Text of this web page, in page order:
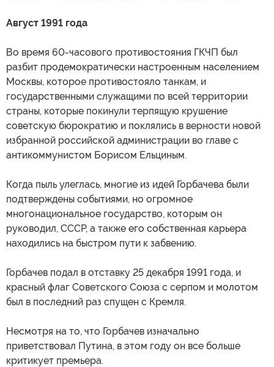
Август 1991 года
Во время 60-часового противостояния ГКЧП был
разбит продемократически настроенным населением
Москвы, которое противостояло танкам, и
государственными служащими по всей территории
страны, которые покинули терпящую крушение
советскую бюрократию и поклялись в верности новой
избранной российской администрации во главе с
антикоммунистом Борисом Ельциным.
Когда пыль улеглась, многие из идей Горбачева были
подтверждены событиями, но огромное
многонациональное государство, которым он
руководил, СССР, а также его собственная карьера
находились на быстром пути к забвению.
Горбачев подал в отставку 25 декабря 1991 года, и
красный флаг Советского Союза с серпом и молотом
был в последний раз спущен с Кремля.
Несмотря на то, что Горбачев изначально
приветствовал Путина, в этом году он все больше
критикует премьера.